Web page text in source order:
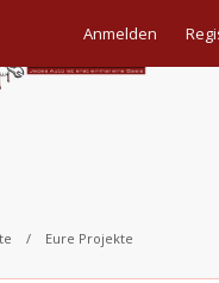
Anmelden
Eure Projekte